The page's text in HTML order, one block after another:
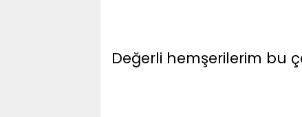
Değerli hemşerilerim bu